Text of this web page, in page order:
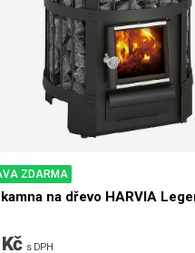
ZDARMA
na dřevo HARVIA
s DPH